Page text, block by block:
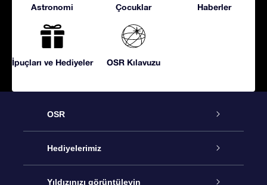
Astronomi Çocuklar Haberler
İpuçları ve Hediyeler OSR Kılavuzu
OSR
Hizmet
İletişim
Hediyelerimiz
Çevrimiçi Yıldız Hediyesi
Yıldızınızı görüntüleyin